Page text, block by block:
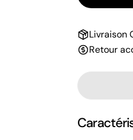
Livraison
Retour